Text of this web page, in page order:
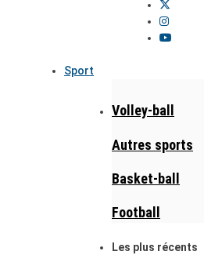
Sport
Volley-ball
Autres sports
Basket-ball
Football
Les plus récents